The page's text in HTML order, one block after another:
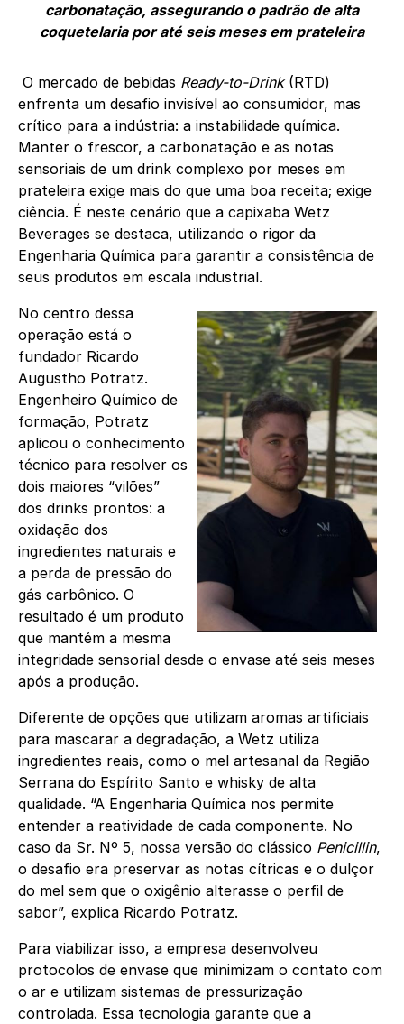
carbonatação, assegurando o padrão de alta
coquetelaria por até seis meses em prateleira
O mercado de bebidas Ready-to-Drink(RTD)
enfrenta um desafio invisível ao consumidor, mas
crítico para a indústria: a instabilidade química.
Manter o frescor, a carbonatação e as notas
sensoriais de um drink complexo por meses em
prateleira exige mais do que uma boa receita; exige
ciência. É neste cenário que a capixaba Wetz
Beverages se destaca, utilizando o rigor da
Engenharia Química para garantir a consistência de
seus produtos em escala industrial.
No centro dessa
operação está o
fundador Ricardo
Augustho Potratz.
Engenheiro Químico de
formação, Potratz
aplicou o conhecimento
técnico para resolver os
dois maiores “vilões”
dos drinks prontos: a
oxidação dos
ingredientes naturais e
a perda de pressão do
gás carbônico. O
resultado é um produto
que mantém a mesma
integridade sensorial desde o envase até seis meses
após a produção.
Diferente de opções que utilizam aromas artificiais
para mascarar a degradação, a Wetz utiliza
ingredientes reais, como o mel artesanal da Região
Serrana do Espírito Santo e whisky de alta
qualidade. “A Engenharia Química nos permite
entender a reatividade de cada componente. No
caso da Sr. Nº 5, nossa versão do clássico Penicillin,
o desafio era preservar as notas cítricas e o dulçor
do mel sem que o oxigênio alterasse o perfil de
sabor”, explica Ricardo Potratz.
Para viabilizar isso, a empresa desenvolveu
protocolos de envase que minimizam o contato com
o ar e utilizam sistemas de pressurização
controlada. Essa tecnologia garante que a